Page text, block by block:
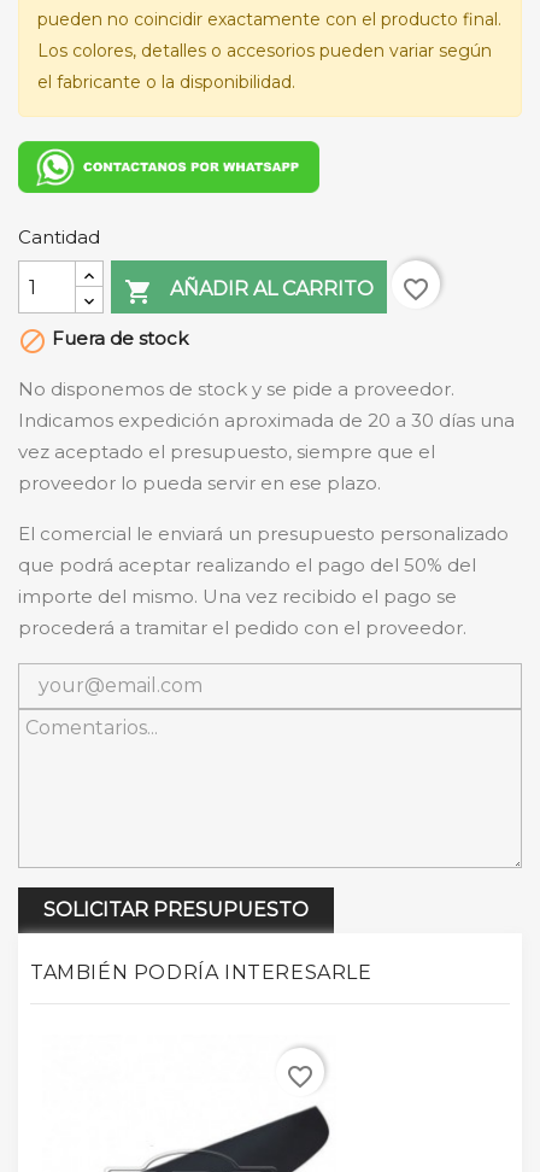
pueden no coincidir exactamente con el producto final.
Los colores, detalles o accesorios pueden variar según
el fabricante o la disponibilidad.
Cantidad
 AÑADIR AL CARRITO
favorite_border
 Fuera de stock
No disponemos de stock y se pide a proveedor.
Indicamos expedición aproximada de 20 a 30 días una
vez aceptado el presupuesto, siempre que el
proveedor lo pueda servir en ese plazo.
El comercial le enviará un presupuesto personalizado
que podrá aceptar realizando el pago del 50% del
importe del mismo. Una vez recibido el pago se
procederá a tramitar el pedido con el proveedor.
SOLICITAR PRESUPUESTO
TAMBIÉN PODRÍA INTERESARLE
favorite_border